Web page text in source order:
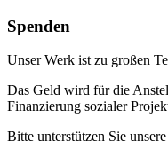
Spenden
Unser Werk ist zu großen
Das Geld wird für die
Finanzierung sozialer
Bitte unterstützen Sie